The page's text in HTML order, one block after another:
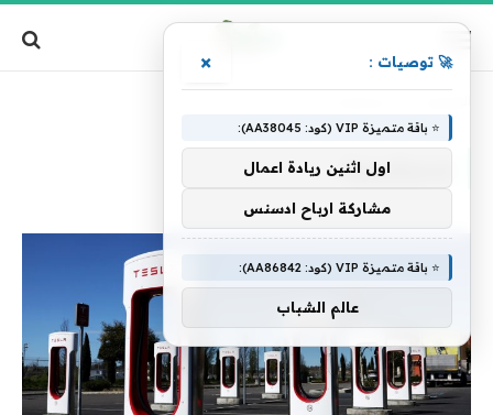
إستراتيجية
🚀 توصيات : ×
⭐ باقة متميزة VIP (كود: AA38045):
اول اثنين ريادة اعمال
مشاركة ارباح ادسنس
⭐ باقة متميزة VIP (كود: AA86842):
عالم الشباب